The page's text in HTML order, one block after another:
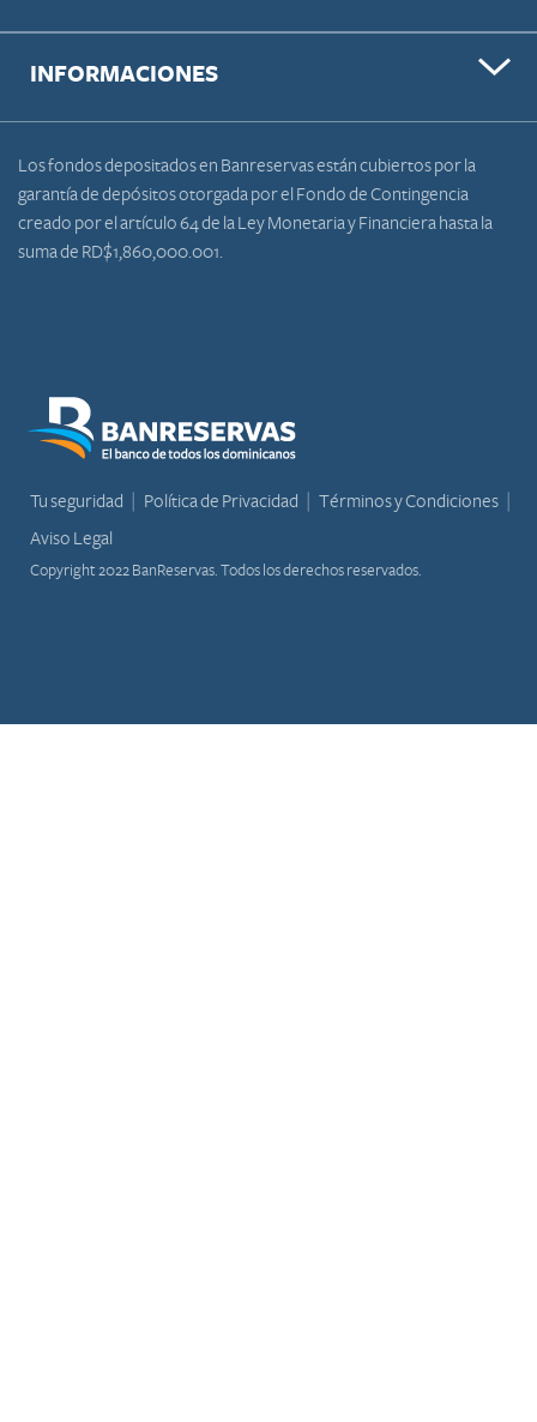
INFORMACIONES
Los fondos depositados en Banreservas están cubiertos por la
garantía de depósitos otorgada por el Fondo de Contingencia
creado por el artículo 64 de la Ley Monetaria y Financiera hasta la
suma de RD$1,860,000.001.
Tu seguridad Política de Privacidad
Términos y Condiciones
Aviso Legal
Copyright 2022 BanReservas. Todos los derechos reservados.